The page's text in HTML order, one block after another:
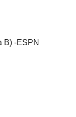
B) -ESPN